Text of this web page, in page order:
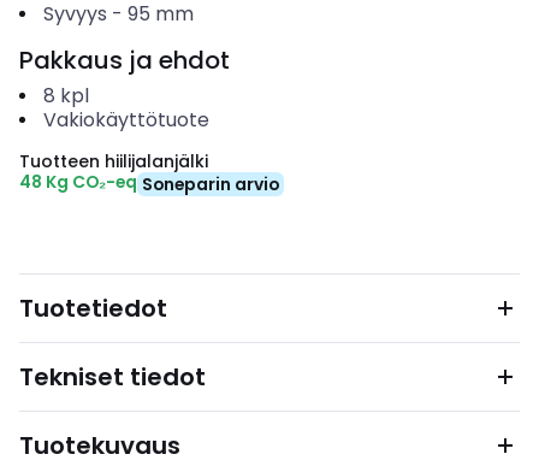
Syvyys - 95 mm
Pakkaus ja ehdot
8 kpl
Vakiokäyttötuote
Tuotteen hiilijalanjälki
48 Kg CO₂-eq Soneparin arvio
Tuotetiedot
Tekniset tiedot
Tuotekuvaus